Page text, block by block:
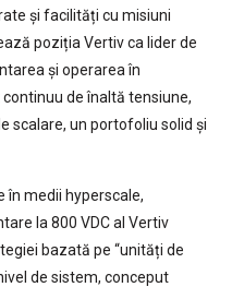
și facilități cu misiuni
poziția Vertiv ca lider de
și operarea în
de înaltă tensiune,
scalare, un portofoliu solid și
în medii hyperscale,
la 800 VDC al Vertiv
bazată pe “unități de
de sistem, conceput